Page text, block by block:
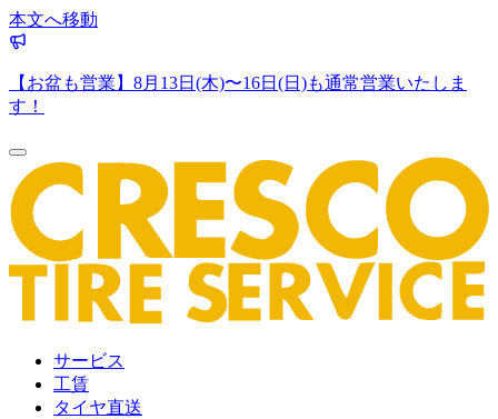
本文へ移動
【お盆も営業】8月13日(木)〜16日(日)も通常営業いたしま
す！
サービス
工賃
タイヤ直送